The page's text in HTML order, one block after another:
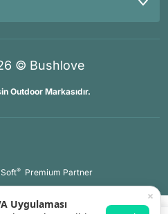
© Bushlove
Outdoor Markasıdır.
® Premium Partner
×
Uygulaması